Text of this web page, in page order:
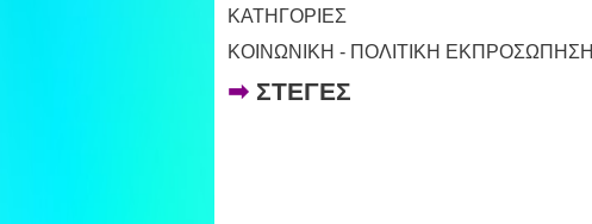
ΚΑΤΗΓΟΡΙΕΣ
ΚΟΙΝΩΝΙΚΗ - ΠΟΛΙΤΙΚΗ ΕΚΠΡΟΣΩΠΗΣΗ
➡ ΣΤΕΓΕΣ